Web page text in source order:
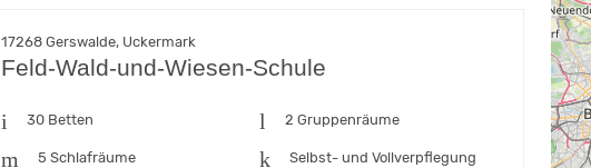
17268 Gerswalde, Uckermark
Feld-Wald-und-Wiesen-Schule
30 Betten 2 Gruppenräume
5 Schlafräume Selbst- und Vollverpflegung